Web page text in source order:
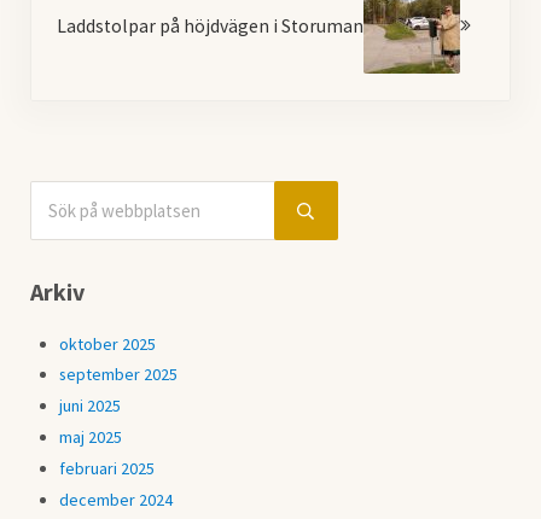
Laddstolpar på höjdvägen i Storuman
Sidebar
Submit search
Arkiv
oktober 2025
september 2025
juni 2025
maj 2025
februari 2025
december 2024